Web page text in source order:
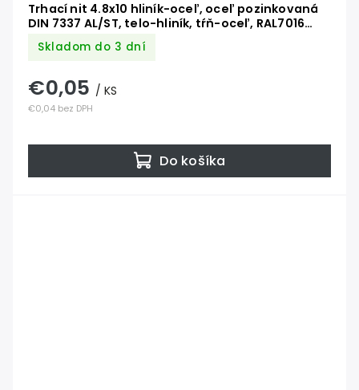
Trhací nit 4.8x10 hliník-oceľ, oceľ pozinkovaná
DIN 7337 AL/ST, telo-hliník, tŕň-oceľ, RAL7016
antracit
Skladom do 3 dní
€0,04 bez DPH
€0,05 / KS
Do košíka